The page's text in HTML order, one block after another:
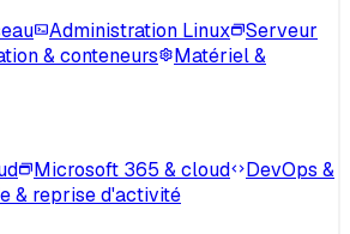
Administration Linux
Serveur
& conteneurs
Matériel &
Microsoft 365 & cloud
DevOps &
& reprise d'activité